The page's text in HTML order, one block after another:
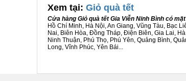
Xem tại: Giỏ quà tết
Cửa hàng Giỏ quà tết Gia Viễn Ninh Bình có
Hồ Chí Minh, Hà Nội, An Giang, Vũng Tàu, Bạc
Nai, Biên Hòa, Đồng Tháp, Điện Biên, Gia Lai,
Ninh Thuận, Phú Thọ, Phú Yên, Quảng Bình,
Long, Vĩnh Phúc, Yên Bái...